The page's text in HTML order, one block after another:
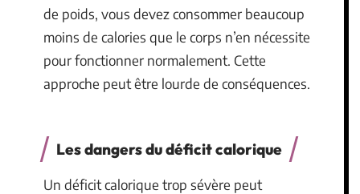
de poids, vous devez consommer beaucoup
moins de calories que le corps n’en nécessite
pour fonctionner normalement. Cette
approche peut être lourde de conséquences.
Les dangers du déficit calorique
Un déficit calorique trop sévère peut